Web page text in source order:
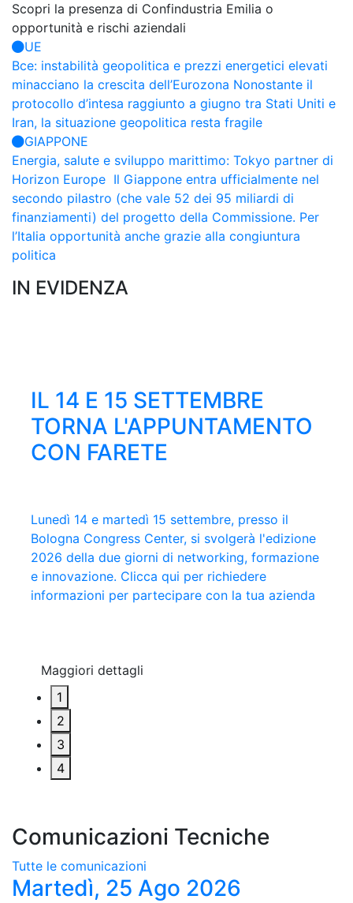
Scopri la presenza di Confindustria Emilia o
opportunità e rischi aziendali
UE
Bce: instabilità geopolitica e prezzi energetici elevati
minacciano la crescita dell’Eurozona Nonostante il
protocollo d’intesa raggiunto a giugno tra Stati Uniti e
Iran, la situazione geopolitica resta fragile
GIAPPONE
Energia, salute e sviluppo marittimo: Tokyo partner di
Horizon Europe Il Giappone entra ufficialmente nel
secondo pilastro (che vale 52 dei 95 miliardi di
finanziamenti) del progetto della Commissione. Per
l’Italia opportunità anche grazie alla congiuntura
politica
IN EVIDENZA
ONLINE IL NUMERO
DI GIUGNO DI FARE
numero della rivista trimestrale di Confindustria
Emilia con gli approfondimenti sull'Assemblea
Privata e la presentazione dei finalisti del 62°
Premio Estense
IL 14 E 15 SETTEMBRE
TORNA L'APPUNTAMENTO
CON FARETE
Lunedì 14 e martedì 15 settembre, presso il
Bologna Congress Center, si svolgerà l'edizione
2026 della due giorni di networking, formazione
e innovazione. Clicca qui per richiedere
informazioni per partecipare con la tua azienda
Maggiori dettagli
62° PREMIO ESTENSE,
SELEZIONATA LA
QUARTINA FINALISTA
Virman Cusenza, Gianluca Di Feo, Tonia
Mastrobuoni e Nello Trocchia si contenderanno
l'Aquila d'Oro 2026. A Monica Maggioni il 42°
“Riconoscimento Gianni Granzotto”
LEGGI LE STORIE DEL
PREMIO MASCAGNI 2026
imprese dei nostri territori che partecipano al
Premio, promosso da Confindustria Emilia, in
collaborazione con il Resto del Carlino, giunto
quest'anno alla 15^ edizione. Clicca qui per
leggere tutte le interviste del 2026
Maggiori dettagli
1
2
3
4
Comunicazioni Tecniche
Tutte le comunicazioni
Martedì, 25 Ago 2026